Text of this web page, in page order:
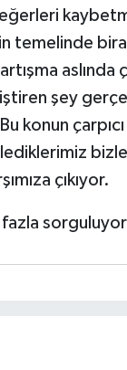
temelinde
aslında
şey
konun
çıkıyor.